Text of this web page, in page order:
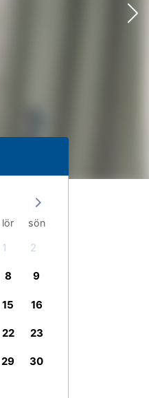
lör sön
1 2
8 9
15 16
22 23
29 30